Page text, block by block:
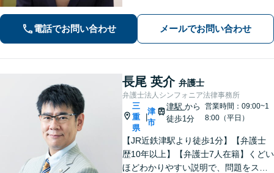
にご相談ください。
電話でお問い合わせ メールでお問い合わせ
長尾 英介 弁護士
弁護士法人シンフォニア法律事務所
三
重
県
|
津
市
津駅から
徒歩1分
営業時間：09:00~1
8:00（平日）
【JR近鉄津駅より徒歩1分】【弁護士
歴10年以上】【弁護士7人在籍】くどい
ほどわかりやすい説明で、問題をスム